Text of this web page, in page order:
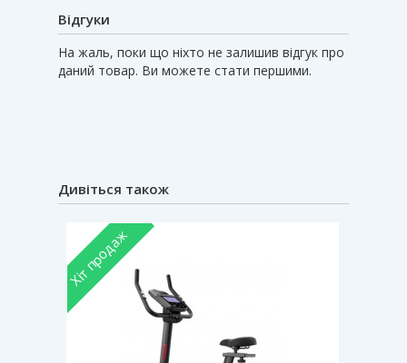
Відгуки
На жаль, поки що ніхто не залишив відгук про
даний товар. Ви можете стати першими.
Дивіться також
Хіт продаж